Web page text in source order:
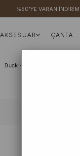
%50'YE VARAN İNDİRİMLER
AKSESUAR ÇANTA
Duck Keten Serisi